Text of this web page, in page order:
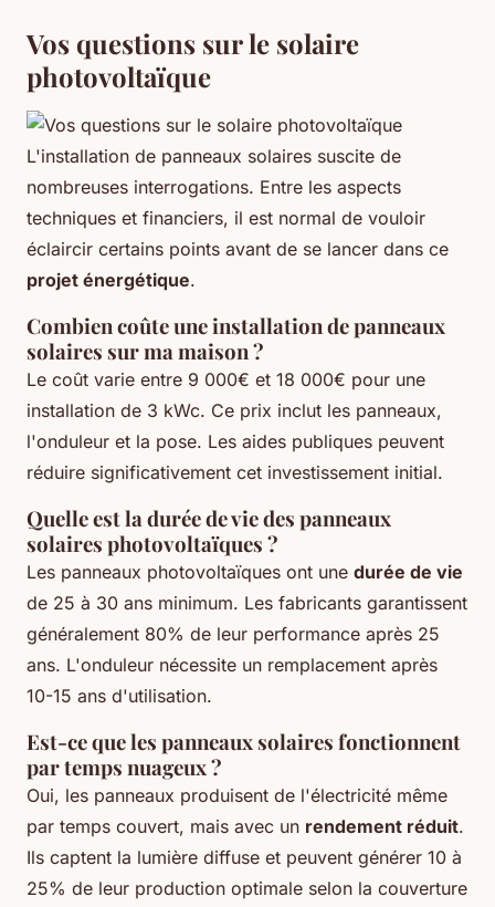
Vos questions sur le solaire
photovoltaïque
L'installation de panneaux solaires suscite de
nombreuses interrogations. Entre les aspects
techniques et financiers, il est normal de vouloir
éclaircir certains points avant de se lancer dans ce
projet énergétique.
Combien coûte une installation de panneaux
solaires sur ma maison ?
Le coût varie entre 9 000€ et 18 000€ pour une
installation de 3 kWc. Ce prix inclut les panneaux,
l'onduleur et la pose. Les aides publiques peuvent
réduire significativement cet investissement initial.
Quelle est la durée de vie des panneaux
solaires photovoltaïques ?
Les panneaux photovoltaïques ont une durée de vie
de 25 à 30 ans minimum. Les fabricants garantissent
généralement 80% de leur performance après 25
ans. L'onduleur nécessite un remplacement après
10-15 ans d'utilisation.
Est-ce que les panneaux solaires fonctionnent
par temps nuageux ?
Oui, les panneaux produisent de l'électricité même
par temps couvert, mais avec un rendement réduit.
Ils captent la lumière diffuse et peuvent générer 10 à
25% de leur production optimale selon la couverture